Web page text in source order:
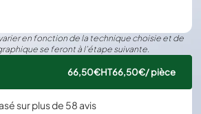
en fonction de la technique choisie et de
se feront à l’étape suivante.
66,50€HT66,50€/ pièce
sur plus de 58 avis